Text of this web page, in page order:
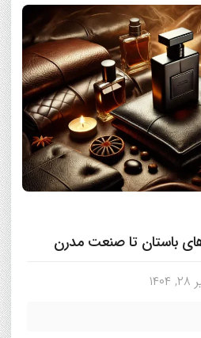
باستان تا صنعت مدرن